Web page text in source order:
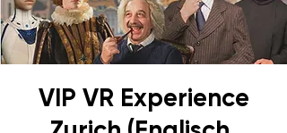
VIP VR Experience